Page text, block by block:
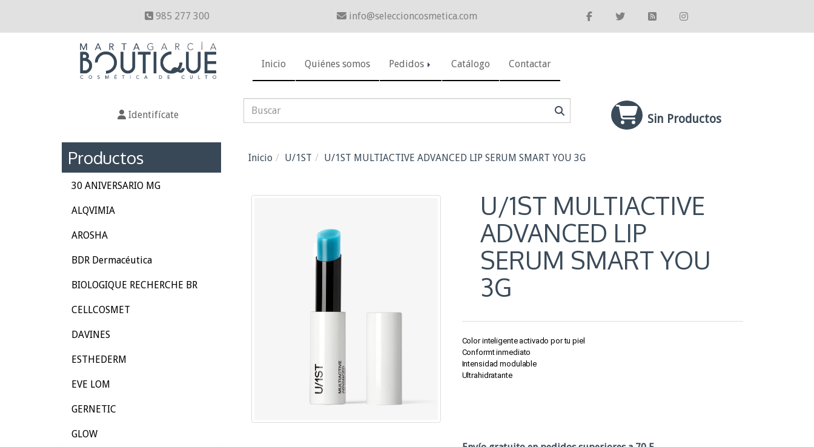
985 277 300 info seleccioncosmetica.com
Inicio Quiénes somos Pedidos Catálogo Contactar
Identifícate Sin Productos
Inicio U/1ST U/1ST MULTIACTIVE ADVANCED LIP SERUM SMART YOU 3G
U/1ST MULTIACTIVE
ADVANCED LIP
SERUM SMART YOU
3G
Color inteligente activado por tu piel
Conformt inmediato
Intensidad modulable
Ultrahidratante
Productos
30 ANIVERSARIO MG
ALQVIMIA
AROSHA
BDR Dermacéutica
BIOLOGIQUE RECHERCHE BR
CELLCOSMET
DAVINES
ESTHEDERM
EVE LOM
GERNETIC
GLOW